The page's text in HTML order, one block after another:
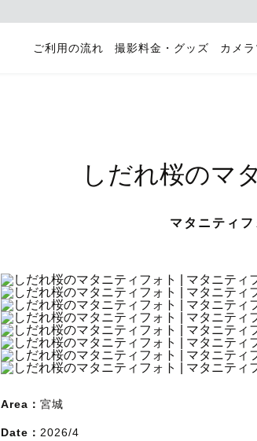
ご利用の流れ 撮影料金・グッズ カメ
しだれ桜のマ
マタニティ
Area： 宮城
Date： 2026/4